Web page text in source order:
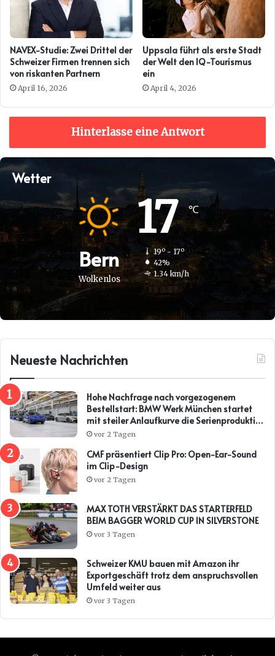
NAVEX-Studie: Zwei Drittel der
Schweizer Firmen trennen sich
von riskanten Partnern
April 16, 2026
Uppsala führt als erste Stadt
der Welt den IQ-Tourismus
ein
April 4, 2026
Hinterlasse eine Antwort
Wetter
Bern
Wolkenlos
17℃
19º - 17º
42%
1.34 km/h
Neueste Nachrichten
Hohe Nachfrage nach vorgezogenem
Bestellstart: BMW Werk München startet
mit steiler Anlaufkurve die Serienproduktion
des BMW i3*
vor 2 Tagen
CMF präsentiert Clip Pro: Open-Ear-Sound
im Clip-Design
vor 2 Tagen
MAX TOTH VERSTÄRKT DAS STARTERFELD
BEIM BAGGER WORLD CUP IN SILVERSTONE
vor 3 Tagen
Schweizer KMU bauen mit Amazon ihr
Exportgeschäft trotz dem anspruchsvollen
Umfeld weiter aus
vor 3 Tagen